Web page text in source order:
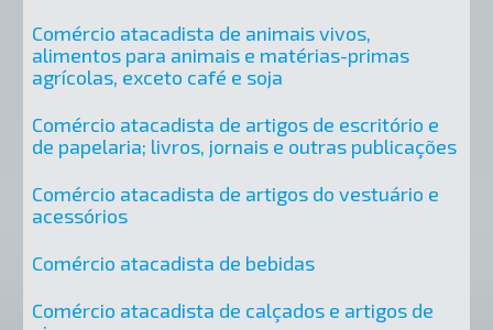
Comércio atacadista de animais vivos,
alimentos para animais e matérias-primas
agrícolas, exceto café e soja
Comércio atacadista de artigos de escritório e
de papelaria; livros, jornais e outras publicações
Comércio atacadista de artigos do vestuário e
acessórios
Comércio atacadista de bebidas
Comércio atacadista de calçados e artigos de